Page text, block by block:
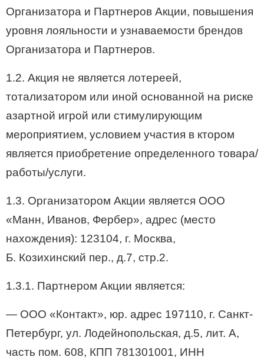
Организатора и Партнеров Акции, повышения
уровня лояльности и узнаваемости брендов
Организатора и Партнеров.
1.2. Акция не является лотереей,
тотализатором или иной основанной на риске
азартной игрой или стимулирующим
мероприятием, условием участия в ктором
является приобретение определенного товара/
работы/услуги.
1.3. Организатором Акции является ООО
«Манн, Иванов, Фербер», адрес (место
нахождения): 123104, г. Москва,
Б. Козихинский пер., д.7, стр.2.
1.3.1. Партнером Акции является:
— ООО «Контакт», юр. адрес 197110, г. Санкт-
Петербург, ул. Лодейнопольская, д.5, лит. А,
часть пом. 608, КПП 781301001, ИНН